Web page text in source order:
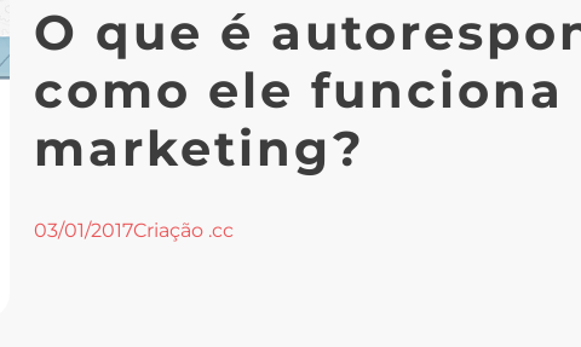
O que é
como ele funciona
marketing?
03/01/2017Criação .cc